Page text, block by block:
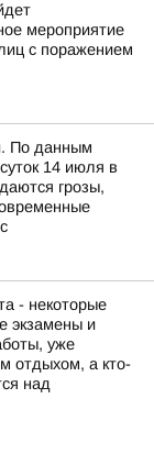
мероприятие
с поражением
По данным
14 июля в
грозы,
- некоторые
экзамены и
уже
отдыхом, а кто-
над